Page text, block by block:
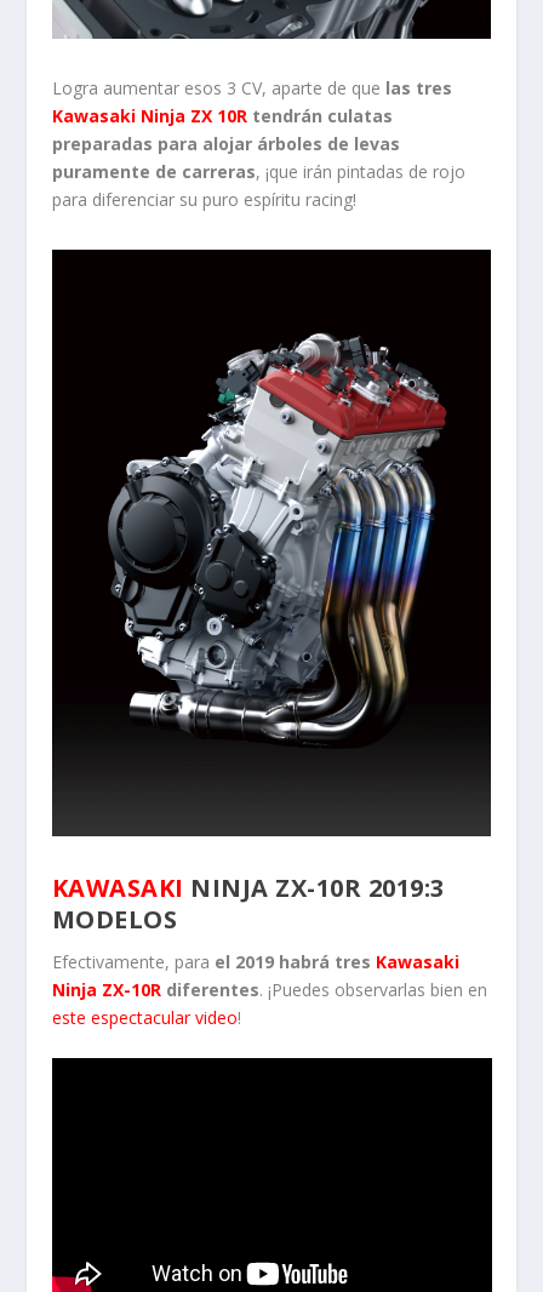
Logra aumentar esos 3 CV, aparte de que las tres
Kawasaki Ninja ZX 10Rtendrán culatas
preparadas para alojar árboles de levas
puramente de carreras, ¡que irán pintadas de rojo
para diferenciar su puro espíritu racing!
KAWASAKI NINJA ZX-10R 2019:3
MODELOS
Efectivamente, para el 2019 habrá tres Kawasaki
Ninja ZX-10Rdiferentes. ¡Puedes observarlas bien en
este espectacular video!